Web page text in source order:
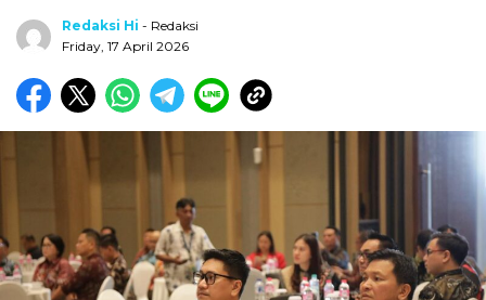
Redaksi Hi - Redaksi
Friday, 17 April 2026